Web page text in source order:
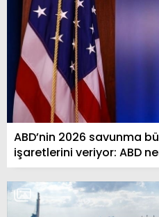
ABD’nin 2026 savunma
işaretlerini veriyor: ABD